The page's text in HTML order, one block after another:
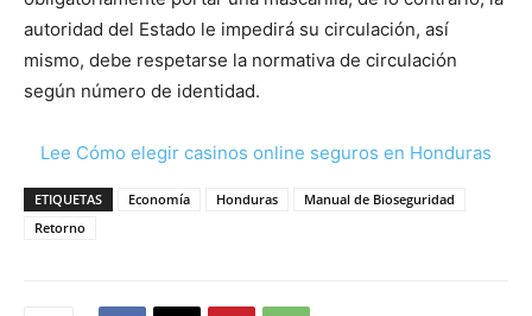
autoridad del Estado le impedirá su circulación, así
mismo, debe respetarse la normativa de circulación
según número de identidad.
Lee Cómo elegir casinos online seguros en Honduras
ETIQUETAS Economía Honduras
Manual de Bioseguridad
Retorno